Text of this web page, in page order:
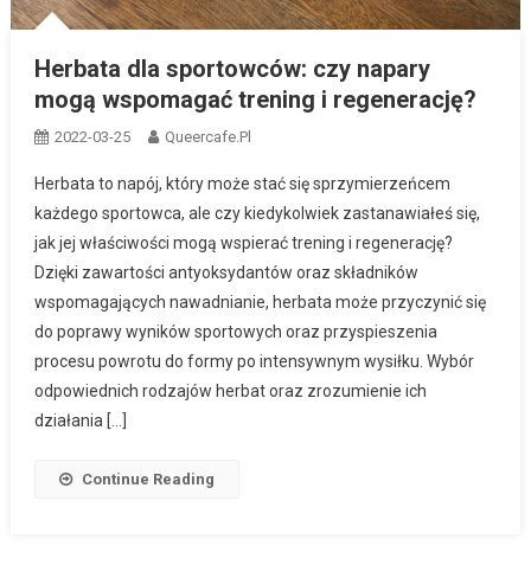
Herbata dla sportowców: czy napary
mogą wspomagać trening i regenerację?
2022-03-25 Queercafe.pl
Herbata to napój, który może stać się sprzymierzeńcem
każdego sportowca, ale czy kiedykolwiek zastanawiałeś się,
jak jej właściwości mogą wspierać trening i regenerację?
Dzięki zawartości antyoksydantów oraz składników
wspomagających nawadnianie, herbata może przyczynić się
do poprawy wyników sportowych oraz przyspieszenia
procesu powrotu do formy po intensywnym wysiłku. Wybór
odpowiednich rodzajów herbat oraz zrozumienie ich
działania […]
Continue Reading